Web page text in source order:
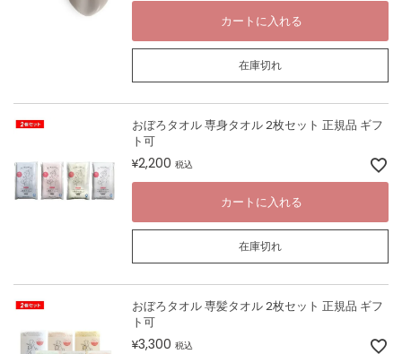
カートに入れる
在庫切れ
おぼろタオル 専身タオル 2枚セット 正規品 ギフ
ト可
¥2,200 税込
カートに入れる
在庫切れ
おぼろタオル 専髪タオル 2枚セット 正規品 ギフ
ト可
¥3,300 税込